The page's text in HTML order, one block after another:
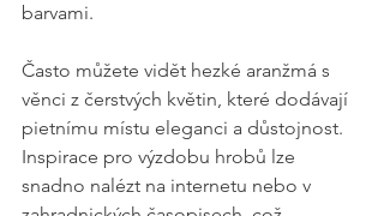
barvami.
Často můžete vidět hezké aranžmá s
věnci z čerstvých květin, které dodávají
pietnímu místu eleganci a důstojnost.
Inspirace pro výzdobu hrobů lze
snadno nalézt na internetu nebo v